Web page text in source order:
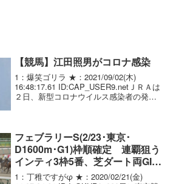
【競馬】江田照男がコロナ感染
1：爆笑ゴリラ ★：2021/09/02(木)
16:48:17.61 ID:CAP_USER9.netＪＲＡは
２日、新型コロナウイルス感染者の発生
フェブラリーS(2/23･東京･
D1600m･G1)枠順確定 連覇狙う
インティ3枠5番、芝ダート両GI制
覇へ･モズアスコット6枠12番
1：丁稚ですがφ ★：2020/02/21(金)